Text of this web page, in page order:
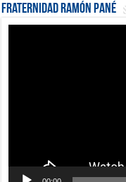
Fraternidad Ramón Pané